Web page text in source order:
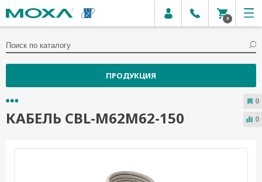
0
ПРОДУКЦИЯ
КАБЕЛЬ CBL-M62M62-150
0
0